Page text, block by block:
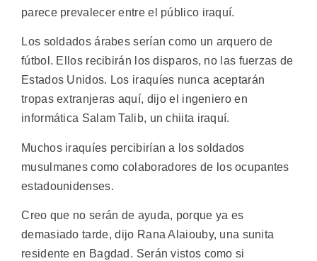
parece prevalecer entre el público iraquí.
Los soldados árabes serían como un arquero de
fútbol. Ellos recibirán los disparos, no las fuerzas de
Estados Unidos. Los iraquíes nunca aceptarán
tropas extranjeras aquí, dijo el ingeniero en
informática Salam Talib, un chiita iraquí.
Muchos iraquíes percibirían a los soldados
musulmanes como colaboradores de los ocupantes
estadounidenses.
Creo que no serán de ayuda, porque ya es
demasiado tarde, dijo Rana Alaiouby, una sunita
residente en Bagdad. Serán vistos como si